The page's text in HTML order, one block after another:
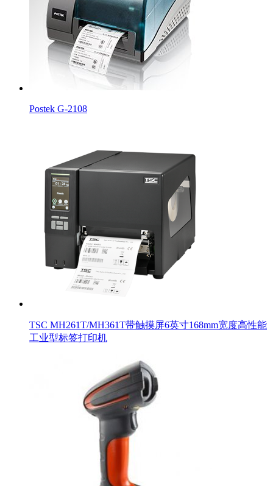
Postek G-2108
TSC MH261T/MH361T带触摸屏6英寸168mm宽度高性能
工业型标签打印机